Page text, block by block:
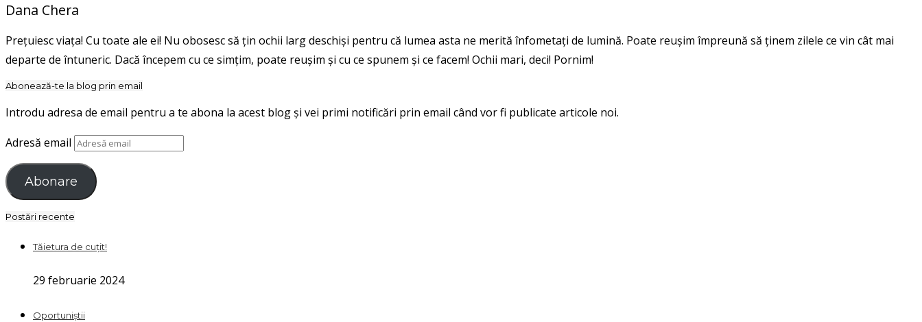
Dana Chera
Prețuiesc viața! Cu toate ale ei! Nu obosesc să țin ochii larg deschiși pentru că lumea asta ne merită înfometați de lumină. Poate reușim împreună să ținem zilele ce vin cât mai
departe de întuneric. Dacă începem cu ce simțim, poate reușim și cu ce spunem și ce facem! Ochii mari, deci! Pornim!
Abonează-te la blog prin email
Introdu adresa de email pentru a te abona la acest blog și vei primi notificări prin email când vor fi publicate articole noi.
Adresă email
Abonare
Postări recente
Tăietura de cuțit!
29 februarie 2024
Oportuniștii